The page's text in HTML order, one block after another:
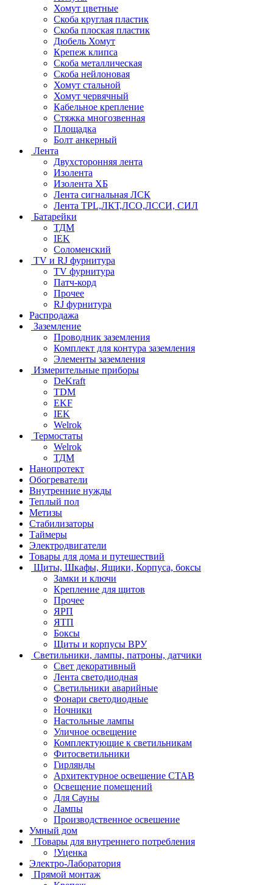
Хомут цветные
Скоба круглая пластик
Скоба плоская пластик
Дюбель Хомут
Крепеж клипса
Скоба металлическая
Скоба нейлоновая
Хомут стальной
Хомут червячный
Кабельное крепление
Стяжка многозвенная
Площадка
Болт анкерный
Лента
Двухсторонняя лента
Изолента
Изолента ХБ
Лента сигнальная ЛСК
Лента TPL,ЛКТ,ЛСО,ЛССИ, СИЛ
Батарейки
ТДМ
IEK
Соломенский
TV и RJ фурнитура
TV фурнитура
Патч-корд
Прочее
RJ фурнитура
Распродажа
Заземление
Проводник заземления
Комплект для контура заземления
Элементы заземления
Измерительные приборы
DeKraft
TDM
EKF
IEK
Welrok
Термостаты
Welrok
ТДМ
Нанопротект
Обогреватели
Внутренние нужды
Теплый пол
Метизы
Стабилизаторы
Таймеры
Электродвигатели
Товары для дома и путешествий
Щиты, Шкафы, Ящики, Корпуса, боксы
Замки и ключи
Крепление для щитов
Прочее
ЯРП
ЯТП
Боксы
Щиты и корпусы ВРУ
Светильники, лампы, патроны, датчики
Свет декоративный
Лента светодиодная
Светильники аварийные
Фонари светодиодные
Ночники
Настольные лампы
Уличное освещение
Комплектующие к светильникам
Фитосветильники
Гирлянды
Архитектурное освещение СТАВ
Освещение помещений
Для Сауны
Лампы
Производственное освешение
Умный дом
!Товары для внутреннего потребления
!Уценка
Электро-Лаборатория
Прямой монтаж